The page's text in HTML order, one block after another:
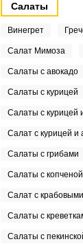
Салаты
Винегрет
Салат Мимоза
Салаты с авокадо
Салаты с курицей
Салаты с курицей
Салат с курицей и
Салаты с грибами
Салаты с
Салат с
Салаты с
Салаты с